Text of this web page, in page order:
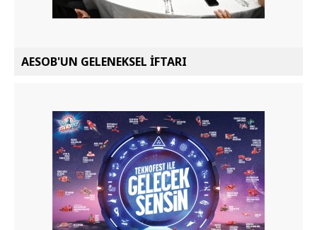
AESOB'UN GELENEKSEL İFTARI